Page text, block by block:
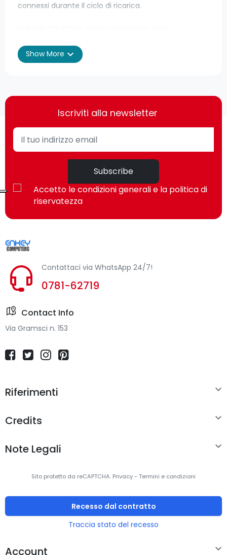
connessi durante il ciclo di ricarica.
240 V. Connettore USB: USB tipo A, Corrente di uscita
USB: 2,4 A, Tensione di uscita USB: 5 V. Colore del
Utilizzo Universale
Tipo alimentazione Interno
100 - 240 V
Frequenza di ingresso
Potenza in uscita
Tensione di uscita regolabile
Prestazione
Versione USB
Tensione di uscita USB
Design
Colore del prodotto
Larghezza 80 mm
Show More expand_more
Iscriviti alla newsletter
Subscribe
Accetto le condizioni generali e la politica di
riservatezza
Contattaci via WhatsApp 24/7!
0781-62719
Contact Info
Via Gramsci n. 153
Riferimenti 
Credits 
Note Legali 
Sito protetto da reCAPTCHA. Privacy- Termini e condizioni
Recesso dal contratto
Traccia stato del recesso
Account 